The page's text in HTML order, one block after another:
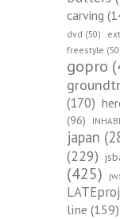
carving
dvd (50)
freestyle
gopro
(170)
(96)
japan
(229)
(425)
line (159)